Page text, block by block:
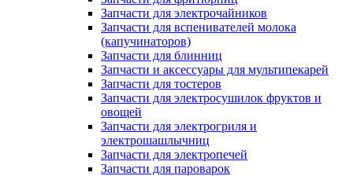
Запчасти для электрочайников
Запчасти для вспенивателей молока
(капучинаторов)
Запчасти для блинниц
Запчасти и аксессуары для мультипекарей
Запчасти для тостеров
Запчасти для электросушилок фруктов и
овощей
Запчасти для электрогриля и
электрошашлычниц
Запчасти для электропечей
Запчасти для пароварок